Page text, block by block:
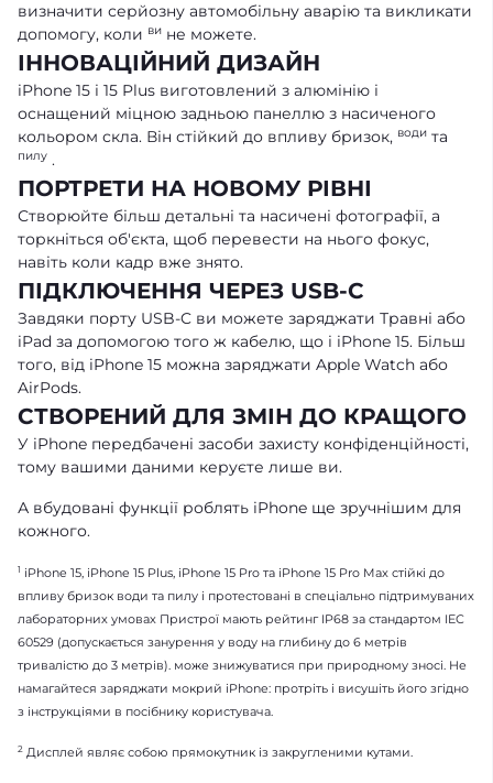
визначити серйозну автомобільну аварію та викликати
допомогу, коли ви не можете.
ІННОВАЦІЙНИЙ ДИЗАЙН
iPhone 15 і 15 Plus виготовлений з алюмінію і
оснащений міцною задньою панеллю з насиченого
кольором скла. Він стійкий до впливу бризок, води та
пилу .
ПОРТРЕТИ НА НОВОМУ РІВНІ
Створюйте більш детальні та насичені фотографії, а
торкніться об'єкта, щоб перевести на нього фокус,
навіть коли кадр вже знято.
ПІДКЛЮЧЕННЯ ЧЕРЕЗ USB-C
Завдяки порту USB-C ви можете заряджати Травні або
iPad за допомогою того ж кабелю, що і iPhone 15. Більш
того, від iPhone 15 можна заряджати Apple Watch або
AirPods.
СТВОРЕНИЙ ДЛЯ ЗМІН ДО КРАЩОГО
У iPhone передбачені засоби захисту конфіденційності,
тому вашими даними керуєте лише ви.
А вбудовані функції роблять iPhone ще зручнішим для
кожного.
1 iPhone 15, iPhone 15 Plus, iPhone 15 Pro та iPhone 15 Pro Max стійкі до
впливу бризок води та пилу і протестовані в спеціально підтримуваних
лабораторних умовах Пристрої мають рейтинг IP68 за стандартом IEC
60529 (допускається занурення у воду на глибину до 6 метрів
тривалістю до 3 метрів). може знижуватися при природному зносі. Не
намагайтеся заряджати мокрий iPhone: протріть і висушіть його згідно
з інструкціями в посібнику користувача.
2 Дисплей являє собою прямокутник із закругленими кутами.